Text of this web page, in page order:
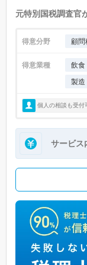
元特別国税調査官
得意分野 顧
得意業種 飲食
製造
個人の相談も受付
サービス